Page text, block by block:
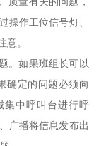
操作工位信号灯、
意。
。如果班组长可以
确定的问题必须向
集中呼叫台进行呼
广播将信息发布出